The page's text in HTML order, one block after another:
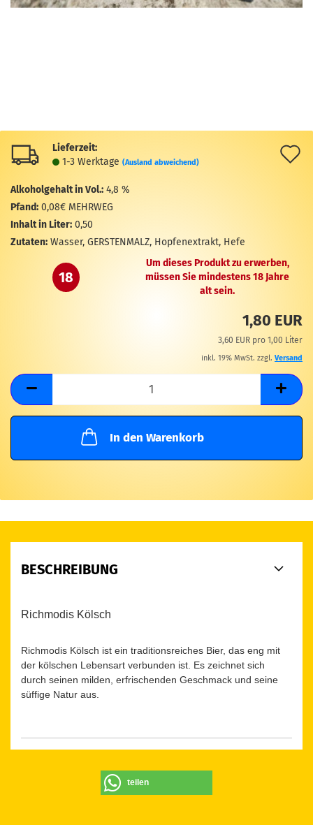
Lieferzeit:
1-3 Werktage (Ausland abweichend)
Alkoholgehalt in Vol.: 4,8 %
Pfand: 0,08€ MEHRWEG
Inhalt in Liter: 0,50
Zutaten: Wasser, GERSTENMALZ, Hopfenextrakt, Hefe
18
Um dieses Produkt zu erwerben,
müssen Sie mindestens 18 Jahre
alt sein.
1,80 EUR
3,60 EUR pro 1,00 Liter
inkl. 19% MwSt. zzgl. Versand
In den Warenkorb
BESCHREIBUNG
Richmodis Kölsch
Richmodis Kölsch ist ein traditionsreiches Bier, das eng mit
der kölschen Lebensart verbunden ist. Es zeichnet sich
durch seinen milden, erfrischenden Geschmack und seine
süffige Natur aus.
teilen